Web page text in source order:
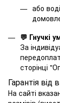
або
💬 Гнучкі
За
сторінці "
Гарантія від
На сайті